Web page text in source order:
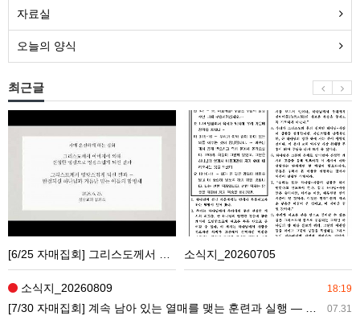
자료실
오늘의 양식
최근글
그
리
스
도
[6/25 자매집회] 그리스도께서 아버지에 의해 신성한 영광으로 영광스럽게 되신 결과 ― 그리스도께서 영광스럽게 되신 결과 ― 완결되신 하나님과 거듭난 믿는 이들의 합병체
식
_20260705
소식지_20260705
18:19
소식지_20260809
07.31
[7/30 자매집회] 계속 남아 있는 열매를 맺는 훈련과 실행 ― 교회생활을 가정으로 가져감